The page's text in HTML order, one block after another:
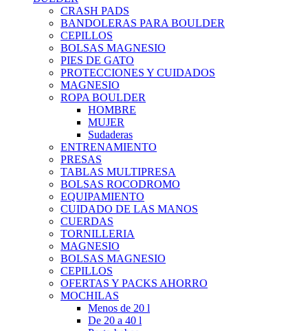
CRASH PADS
BANDOLERAS PARA BOULDER
CEPILLOS
BOLSAS MAGNESIO
PIES DE GATO
PROTECCIONES Y CUIDADOS
MAGNESIO
ROPA BOULDER
HOMBRE
MUJER
Sudaderas
ENTRENAMIENTO
PRESAS
TABLAS MULTIPRESA
BOLSAS ROCODROMO
EQUIPAMIENTO
CUIDADO DE LAS MANOS
CUERDAS
TORNILLERIA
MAGNESIO
BOLSAS MAGNESIO
CEPILLOS
OFERTAS Y PACKS AHORRO
MOCHILAS
Menos de 20 l
De 20 a 40 l